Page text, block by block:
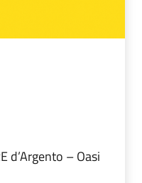
d’Argento – Oasi